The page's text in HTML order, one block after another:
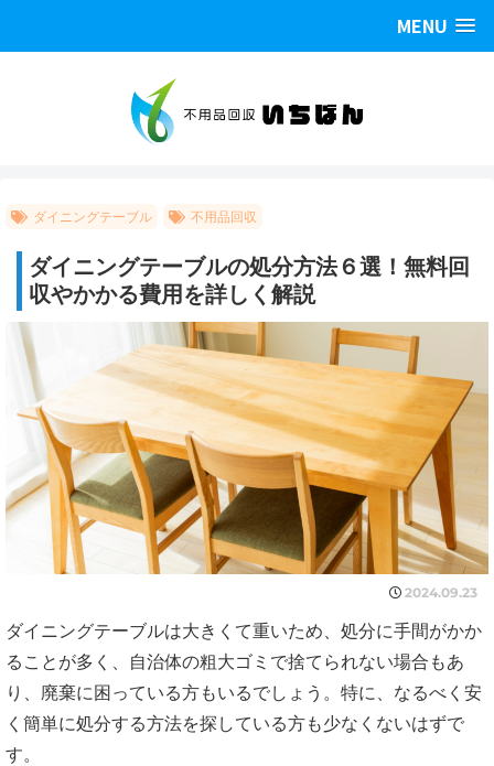
MENU
ダイニングテーブル 不用品回収
ダイニングテーブルの処分方法６選！無料回
収やかかる費用を詳しく解説
2024.09.23
ダイニングテーブルは大きくて重いため、処分に手間がかか
ることが多く、自治体の粗大ゴミで捨てられない場合もあ
り、廃棄に困っている方もいるでしょう。特に、なるべく安
く簡単に処分する方法を探している方も少なくないはずで
す。